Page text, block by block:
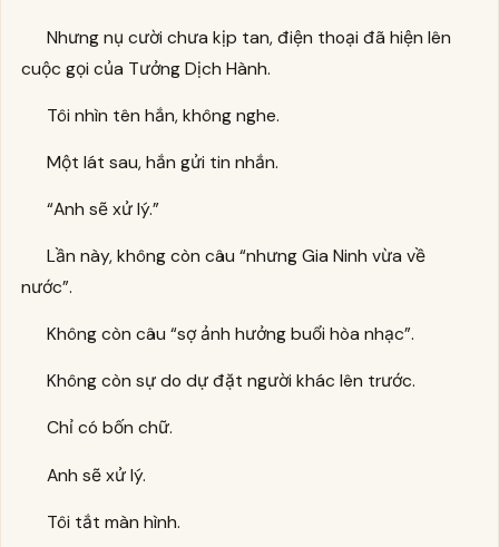
Nhưng nụ cười chưa kịp tan, điện thoại đã hiện lên
cuộc gọi của Tưởng Dịch Hành.
Tôi nhìn tên hắn, không nghe.
Một lát sau, hắn gửi tin nhắn.
“Anh sẽ xử lý.”
Lần này, không còn câu “nhưng Gia Ninh vừa về
nước”.
Không còn câu “sợ ảnh hưởng buổi hòa nhạc”.
Không còn sự do dự đặt người khác lên trước.
Chỉ có bốn chữ.
Anh sẽ xử lý.
Tôi tắt màn hình.